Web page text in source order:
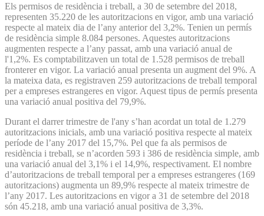
Els permisos de residència i treball, a 30 de setembre del 2018,
representen 35.220 de les autoritzacions en vigor, amb una variació
respecte al mateix dia de l’any anterior del 3,2%. Tenien un permís
de residència simple 8.084 persones. Aquestes autoritzacions
augmenten respecte a l’any passat, amb una variació anual de
l'1,2%. Es comptabilitzaven un total de 1.528 permisos de treball
fronterer en vigor. La variació anual presenta un augment del 9%. A
la mateixa data, es registraven 259 autoritzacions de treball temporal
per a empreses estrangeres en vigor. Aquest tipus de permís presenta
una variació anual positiva del 79,9%.
Durant el darrer trimestre de l'any s’han acordat un total de 1.279
autoritzacions inicials, amb una variació positiva respecte al mateix
període de l’any 2017 del 15,7%. Pel que fa als permisos de
residència i treball, se n’acorden 593 i 386 de residència simple, amb
una variació anual del 3,1% i el 14,9%, respectivament. El nombre
d’autoritzacions de treball temporal per a empreses estrangeres (169
autoritzacions) augmenta un 89,9% respecte al mateix trimestre de
l’any 2017. Les autoritzacions en vigor a 31 de setembre del 2018
són 45.218, amb una variació anual positiva de 3,3%.